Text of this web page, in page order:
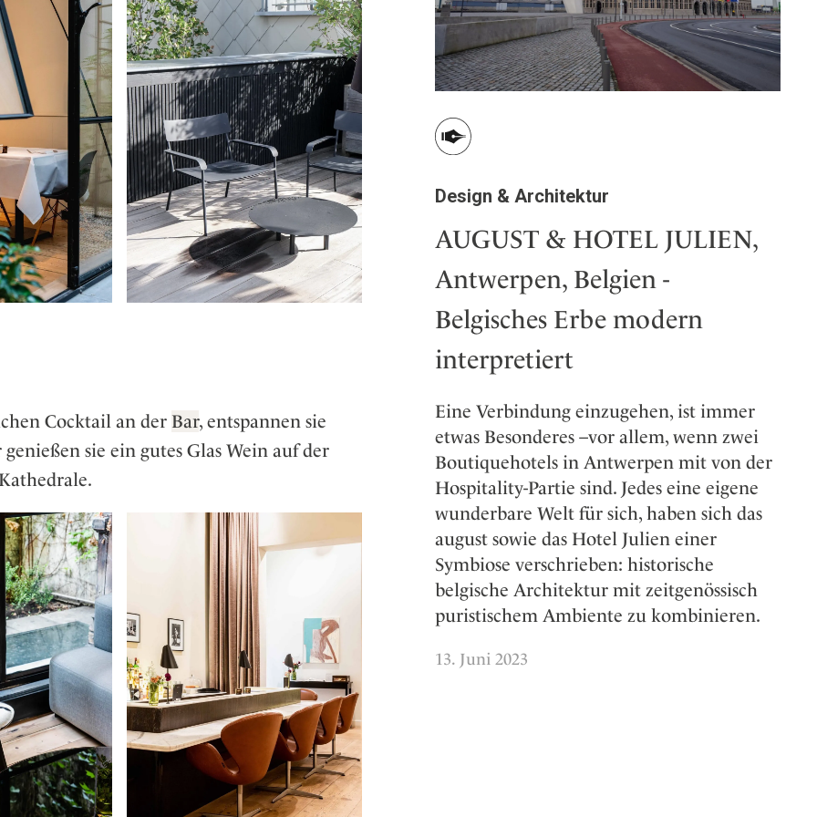
Cocktail an der Bar, entspannen sie
sie ein gutes Glas Wein auf der
Design & Architektur
AUGUST & HOTEL JULIEN,
Antwerpen, Belgien -
Belgisches Erbe modern
interpretiert
Eine Verbindung einzugehen, ist immer
etwas Besonderes –vor allem, wenn zwei
Boutiquehotels in Antwerpen mit von der
Hospitality-Partie sind. Jedes eine eigene
wunderbare Welt für sich, haben sich das
august sowie das Hotel Julien einer
Symbiose verschrieben: historische
belgische Architektur mit zeitgenössisch
puristischem Ambiente zu kombinieren.
13. Juni 2023